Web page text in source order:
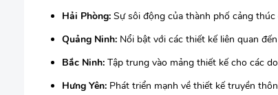
Hải Phòng: Sự sôi động của thành phố cảng
Quảng Ninh: Nổi bật với các thiết kế liên quan
Bắc Ninh: Tập trung vào mảng thiết kế cho các
Hưng Yên: Phát triển mạnh về thiết kế truyền